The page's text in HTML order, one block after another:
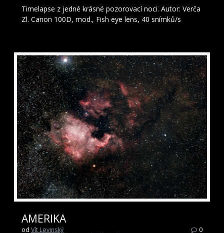
Timelapse z jedné krásné pozorovací noci. Autor: Verča
Zl. Canon 100D, mod., Fish eye lens, 40 snímků/s
AMERIKA
od Vít Levinský
0